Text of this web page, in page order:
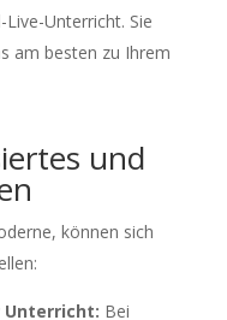
Unterricht. Sie
am besten zu Ihrem
und
können sich
Unterricht: Bei